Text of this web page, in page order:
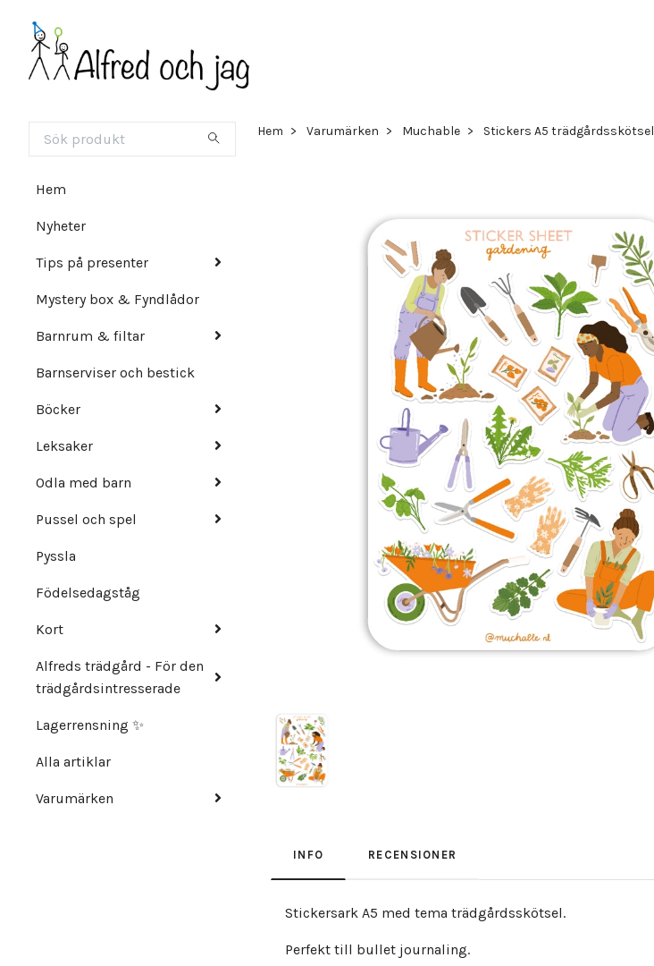
Hem
Nyheter
Tips på presenter
Mystery box & Fyndlådor
Barnrum & filtar
Barnserviser och bestick
Böcker
Leksaker
Odla med barn
Pussel och spel
Pyssla
Födelsedagståg
Kort
Alfreds trädgård - För den
trädgårdsintresserade
Lagerrensning ✨
Alla artiklar
Varumärken
Hem Varumärken Muchable Stickers A5 trädgårdsskötsel
INFO RECENSIONER
Stickersark A5 med tema trädgårdsskötsel.
Perfekt till bullet journaling.